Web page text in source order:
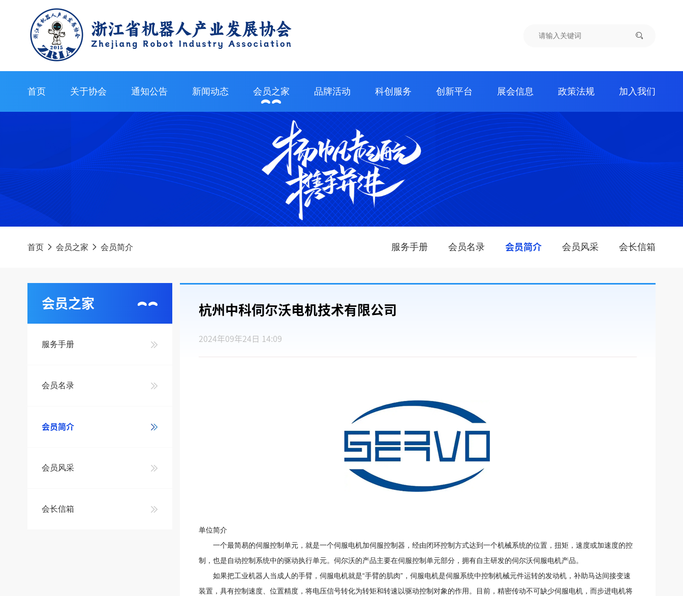
首页 关于协会 通知公告 新闻动态 会员之家 品牌活动 科创服务 创新平台 展会信息 政策法规 加入我们
首页 会员之家 会员简介 服务手册 会员名录 会员简介 会员风采 会长信箱
会员之家
服务手册
会员名录
会员简介
会员风采
会长信箱
杭州中科伺尔沃电机技术有限公司
2024年09年24日 14:09
单位简介
一个最简易的伺服控制单元，就是一个伺服电机加伺服控制器，经由闭环控制方式达到一个机械系统的位置，扭矩，速度或加速度的控
制，也是自动控制系统中的驱动执行单元。伺尔沃的产品主要在伺服控制单元部分，拥有自主研发的伺尔沃伺服电机产品。
如果把工业机器人当成人的手臂，伺服电机就是“手臂的肌肉”，伺服电机是伺服系统中控制机械元件运转的发动机，补助马达间接变速
装置，具有控制速度、位置精度，将电压信号转化为转矩和转速以驱动控制对象的作用。目前，精密传动不可缺少伺服电机，而步进电机将